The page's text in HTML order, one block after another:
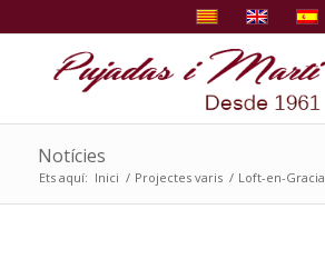
Notícies
Ets aquí: Inici / Projectes varis / Loft-en-Gracia